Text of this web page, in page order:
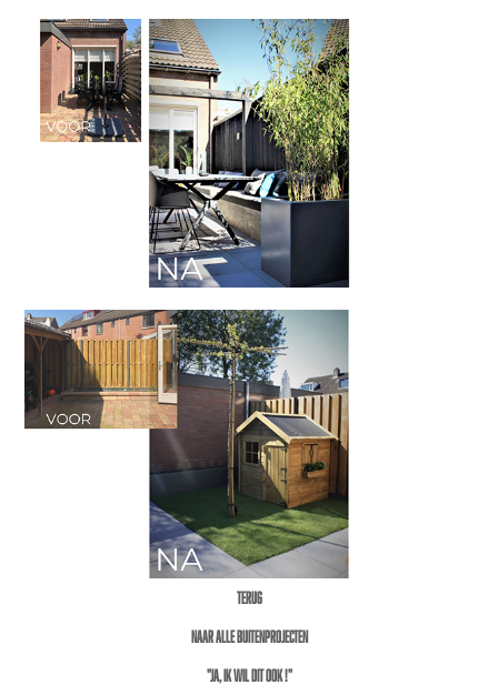
terug
naar alle buitenprojecten
"Ja, ik wil dit ook !"